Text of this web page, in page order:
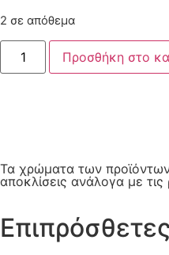
2 σε απόθεμα
Προσθήκη στο
Τα χρώματα των
αποκλίσεις ανάλογα με